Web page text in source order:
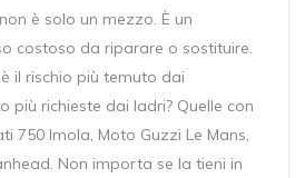
è solo un mezzo. È un
costoso da riparare o sostituire.
il rischio più temuto dai
più richieste dai ladri? Quelle con
750 Imola, Moto Guzzi Le Mans,
Non importa se la tieni in